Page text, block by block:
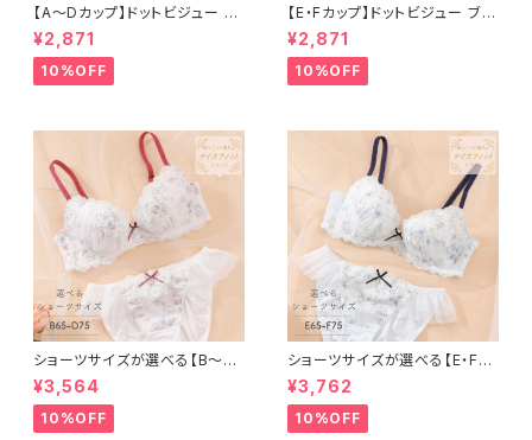
【A〜Dカップ】ドットビジュー ブ
ラ＆ショーツ
¥2,871
10%OFF
【E・Fカップ】ドットビジュー ブラ
＆ショーツ
¥2,871
10%OFF
ショーツサイズが選べる【B〜D】
セレナーデ ブラ＆ショーツ
¥3,564
10%OFF
ショーツサイズが選べる【E・F】
セレナーデ ブラ＆ショーツセット
¥3,762
10%OFF